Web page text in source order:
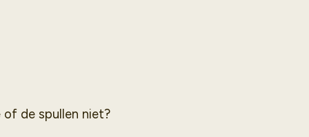
of de spullen niet?